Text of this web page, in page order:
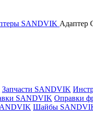
SANDVIK Адаптер
Запчасти SANDVIK
SANDVIK Оправки
Шайбы